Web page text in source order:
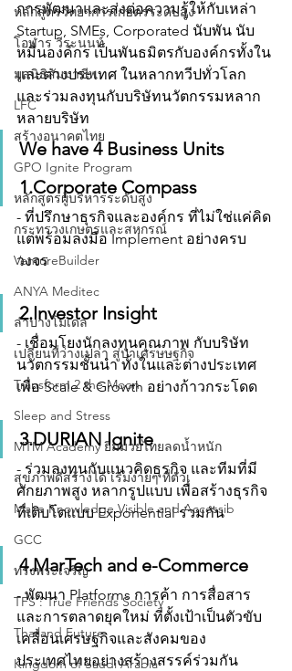
หลักสูตรวิทยาการเกษตรระดับสูง
โอฬาร วีระนนท์
มูลนิธิสัมมาชีพ
LFC
สร้างอนาคตไทย
GPO Ignite Program
หลักสูตรผู้บริหารระดับสูง
กระทรวงเกษตรและสหกรณ์
VentureBuilder
ANYA Meditec
ลำปางโมเดล
เปลี่ยนที่ว่างเปล่า สู่ป่าเศรษษฐกิจ
Transform 2 the Moon
Sleep and Stress
MTM Academy ยิมมวยไทยลดน้ำหนัก
สุขภาพดีสร้างได้ เริ่มง่ายๆ ที่ตัวเ
Make Knowledge Visible and Accessib
GCC
ทรงพระเจริญ
TFS : True Friends Society
Thailand Future
Kingdom of Saudi Arabia
การพัฒนาและส่งต่อความรู้ให้กับเหล่า
Startup, SMEs, Corporated นับพัน นับ
หมื่นองค์กร เป็นพันธมิตรกับองค์กรทั้งใน
และต่างประเทศ ในหลากทวีปทั่วโลก
และร่วมลงทุนกับบริษัทนวัตกรรมหลาก
หลายบริษัท
We have 4 Business Units
1.Corporate Compass
- ที่ปรึกษาธุรกิจและองค์กร ที่ไม่ใช่แค่คิด
แต่พร้อมลงมือ Implement อย่างครบ
วงจร
2.Investor Insight
- เชื่อมโยงนักลงทุนคุณภาพ กับบริษัท
นวัตกรรมชั้นนำ ทั้งในและต่างประเทศ
เพื่อ Scale & Growth อย่างก้าวกระโดด
3.DURIAN Ignite
- ร่วมลงทุนกับแนวคิดธุรกิจ และทีมที่มี
ศักยภาพสูง หลากรูปแบบ เพื่อสร้างธุรกิจ
ที่เติบโตแบบ Exponential ร่วมกัน
4.MarTech and e-Commerce
- พัฒนา Platforms การค้า การสื่อสาร
และการตลาดยุคใหม่ ที่ตั้งเป้าเป็นตัวขับ
เคลื่อนเศรษฐกิจและสังคมของ
ประเทศไทยอย่างสร้างสรรค์ร่วมกัน